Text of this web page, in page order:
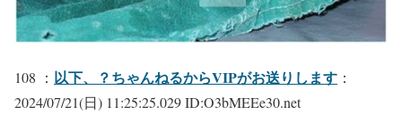
108 ： 以下、？ちゃんねるからVIPがお送りします ：
2024/07/21(日) 11:25:25.029 ID:O3bMEEe30.net